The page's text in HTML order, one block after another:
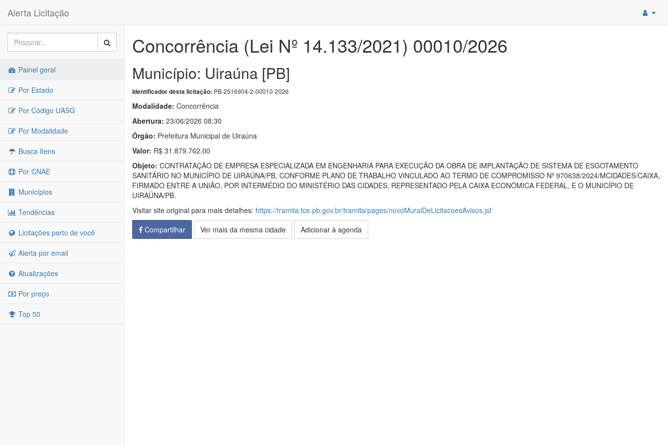
Alerta Licitação
Painel geral
Por Estado
Por Código UASG
Por Modalidade
Busca Itens
Por CNAE
Municípios
Tendências
Licitações perto de você
Alerta por email
Atualizações
Por preço
Top 50
Concorrência (Lei Nº 14.133/2021) 00010/2026
Município: Uiraúna [PB]
Identificador desta licitação: PB-2516904-2-00010-2026
Modalidade: Concorrência
Abertura: 23/06/2026 08:30
Órgão: Prefeitura Municipal de Uiraúna
Valor: R$ 31.879.762,00
Objeto: CONTRATAÇÃO DE EMPRESA ESPECIALIZADA EM ENGENHARIA PARA EXECUÇÃO DA OBRA DE IMPLANTAÇÃO DE SISTEMA DE ESGOTAMENTO
SANITÁRIO NO MUNICÍPIO DE UIRAÚNA/PB, CONFORME PLANO DE TRABALHO VINCULADO AO TERMO DE COMPROMISSO Nº 970638/2024/MCIDADES/CAIXA,
FIRMADO ENTRE A UNIÃO, POR INTERMÉDIO DO MINISTÉRIO DAS CIDADES, REPRESENTADO PELA CAIXA ECONÔMICA FEDERAL, E O MUNICÍPIO DE
UIRAÚNA/PB.
Visitar site original para mais detalhes: https://tramita.tce.pb.gov.br/tramita/pages/novoMuralDeLicitacoesAvisos.jsf
Compartilhar
Ver mais da mesma cidade Adicionar à agenda